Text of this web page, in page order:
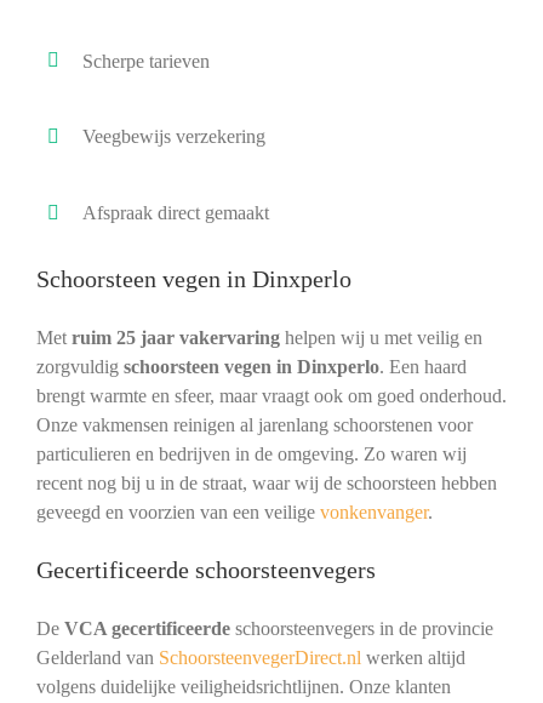
Scherpe tarieven
Veegbewijs verzekering
Afspraak direct gemaakt
Schoorsteen vegen in Dinxperlo
Met ruim 25 jaar vakervaringhelpen wij u met veilig en
zorgvuldig schoorsteen vegen in Dinxperlo. Een haard
brengt warmte en sfeer, maar vraagt ook om goed onderhoud.
Onze vakmensen reinigen al jarenlang schoorstenen voor
particulieren en bedrijven in de omgeving. Zo waren wij
recent nog bij u in de straat, waar wij de schoorsteen hebben
geveegd en voorzien van een veilige vonkenvanger.
Gecertificeerde schoorsteenvegers
De VCA gecertificeerdeschoorsteenvegers in de provincie
Gelderland van SchoorsteenvegerDirect.nl werken altijd
volgens duidelijke veiligheidsrichtlijnen. Onze klanten